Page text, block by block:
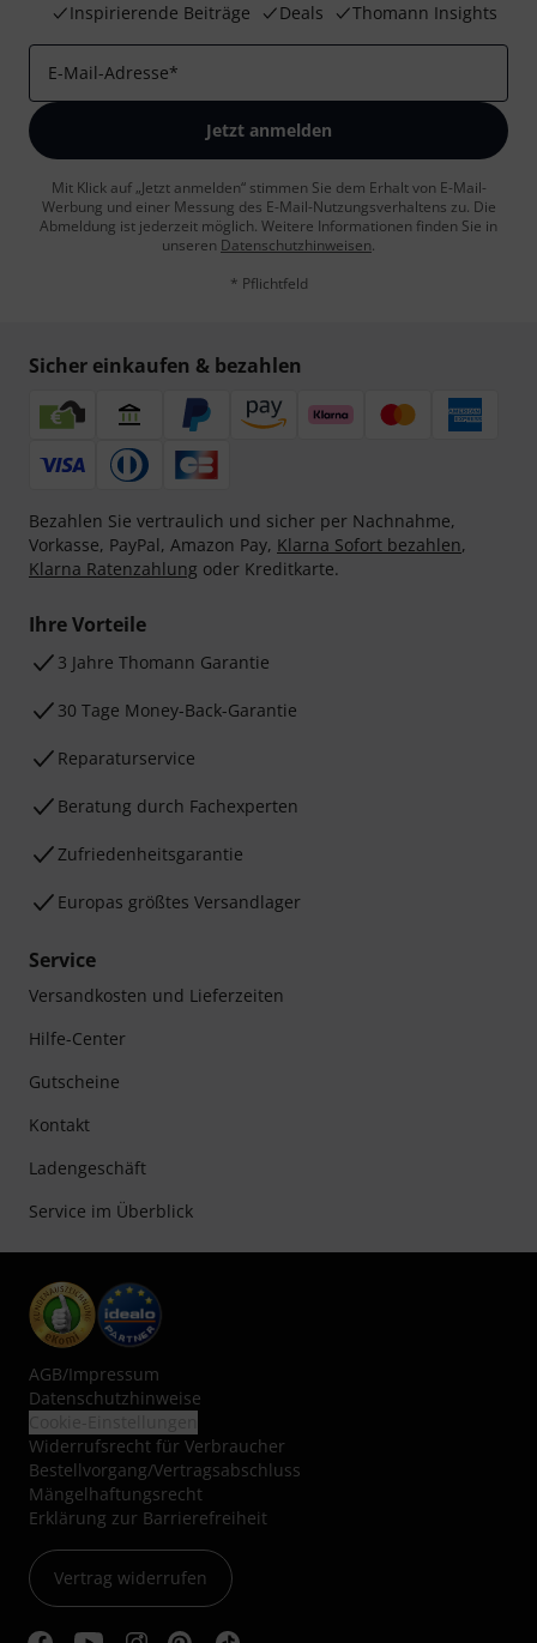
Inspirierende Beiträge
Deals Thomann Insights
E-Mail-Adresse*
Jetzt anmelden
Mit Klick auf „Jetzt anmelden“ stimmen Sie dem Erhalt von E-Mail-
Werbung und einer Messung des E-Mail-Nutzungsverhaltens zu. Die
Abmeldung ist jederzeit möglich. Weitere Informationen finden Sie in
unseren Datenschutzhinweisen.
* Pflichtfeld
Sicher einkaufen & bezahlen
Bezahlen Sie vertraulich und sicher per Nachnahme,
Vorkasse, PayPal, Amazon Pay, Klarna Sofort bezahlen,
Klarna Ratenzahlung oder Kreditkarte.
Ihre Vorteile
3 Jahre Thomann Garantie
30 Tage Money-Back-Garantie
Reparaturservice
Beratung durch Fachexperten
Zufriedenheitsgarantie
Europas größtes Versandlager
Service
Versandkosten und Lieferzeiten
Hilfe-Center
Gutscheine
Kontakt
Ladengeschäft
Service im Überblick
AGB/Impressum
Datenschutzhinweise
Widerrufsrecht für Verbraucher
Bestellvorgang/Vertragsabschluss
Mängelhaftungsrecht
Erklärung zur Barrierefreiheit
Vertrag widerrufen